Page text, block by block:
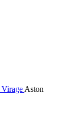
Aston